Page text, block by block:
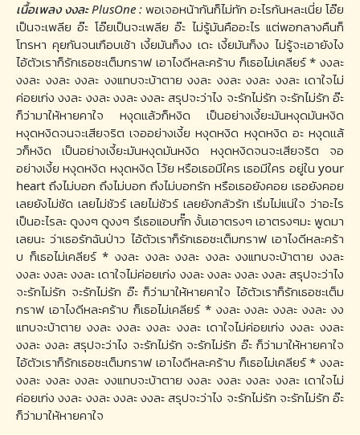
เนื้อเพลง งงละ PlusOne : พอเจอหน้ากันก็ไม่ทัก อะไรกันหละเนี่ย โอ๊ย
เป็นจะเพลีย อ๊ะ โอ๊ยเป็นจะเพลีย อ๊ะ ไม่รู้มันคืออะไร แต่พอกลางคืนก็
โทรหา คุยกันจนเกือบเช้า เงี้ยมันก็งง เดะ เงี้ยมันก็งง ไม่รู้จะเอายังไง
ไอ้ตัวเราก็รักเธอซะเต็มกราฟ เอาไงดีหละคร้าบ ก็เธอไม่เคลียร์ * งงละ
งงละ งงละ งงละ งงแทบจะบ้าตาย งงละ งงละ งงละ งงละ เดาใจไม่
ค่อยเก่ง งงละ งงละ งงละ งงละ สรุปจะว่าไง จะรักไม่รัก จะรักไม่รัก อ๊ะ
ก็ว่ามาให้หายคาใจ หงุดเเล้วก็หงิด เป็นอย่างเงี้ยะมันหงุดมันหงิด
หงุดหงิดจนจะเสียจริต เจออย่างเงี้ย หงุดหงิด หงุดหงิด อะ หงุดเเล้
วก็หงิด เป็นอย่างเงี้ยะมันหงุดมันหงิด หงุดหงิดจนจะเสียจริต จอ
อย่างเงี้ย หงุดหงิด หงุดหงิด โว้ย หรือเธอมีใคร เธอมีใคร อยู่ใน your
heart ถึงไม่บอก ถึงไม่บอก ถึงไม่บอกรัก หรือเธอยังคอย เธอยังคอย
เลยยังไม่ชัด เลยไม่ชัวร์ เลยไม่ชัวร์ เลยยังกลัวรัก เริ่มไม่แน่ใจ ว่าอะไร
เป็นอะไรละ ดูงงๆ ดูงงๆ รึเธอแอบกั๊ก งั้นเอาตรงๆ เอาตรงๆมะ พูดมา
เลยนะ ว่าเธอรักฉันป่าว ไอ้ตัวเราก็รักเธอซะเต็มกราฟ เอาไงดีหละคร้า
บ ก็เธอไม่เคลียร์ * งงละ งงละ งงละ งงละ งงแทบจะบ้าตาย งงละ
งงละ งงละ งงละ เดาใจไม่ค่อยเก่ง งงละ งงละ งงละ งงละ สรุปจะว่าไง
จะรักไม่รัก จะรักไม่รัก อ๊ะ ก็ว่ามาให้หายคาใจ ไอ้ตัวเราก็รักเธอซะเต็ม
กราฟ เอาไงดีหละคร้าบ ก็เธอไม่เคลียร์ * งงละ งงละ งงละ งงละ งง
แทบจะบ้าตาย งงละ งงละ งงละ งงละ เดาใจไม่ค่อยเก่ง งงละ งงละ
งงละ งงละ สรุปจะว่าไง จะรักไม่รัก จะรักไม่รัก อ๊ะ ก็ว่ามาให้หายคาใจ
ไอ้ตัวเราก็รักเธอซะเต็มกราฟ เอาไงดีหละคร้าบ ก็เธอไม่เคลียร์ * งงละ
งงละ งงละ งงละ งงแทบจะบ้าตาย งงละ งงละ งงละ งงละ เดาใจไม่
ค่อยเก่ง งงละ งงละ งงละ งงละ สรุปจะว่าไง จะรักไม่รัก จะรักไม่รัก อ๊ะ
ก็ว่ามาให้หายคาใจ